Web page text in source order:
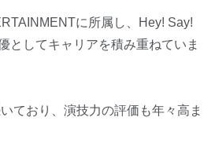
に所属し、Hey! Say!
としてキャリアを積み重ねていま
ており、演技力の評価も年々高ま